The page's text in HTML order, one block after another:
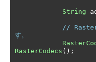
String
//
す。
RasterCodecs ();